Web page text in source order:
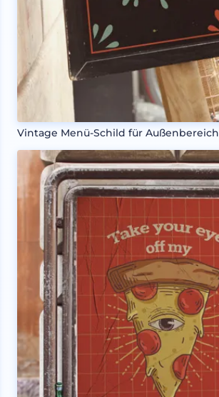
Vintage Menü-Schild für Außenbereich